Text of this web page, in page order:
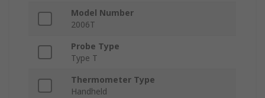
Model Number
2006T
Probe Type
Type T
Thermometer Type
Handheld